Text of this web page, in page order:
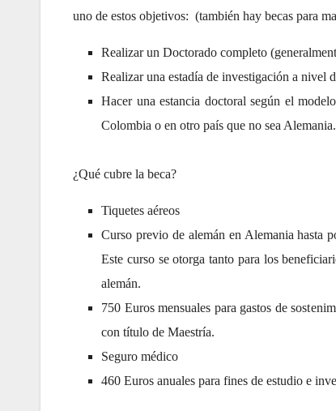
uno de estos objetivos: (también hay becas para
Realizar un Doctorado completo
Realizar una estadía de investigación a nivel
Hacer una estancia doctoral según el
Colombia o en otro país que no sea Alemania.
¿Qué cubre la beca?
Tiquetes aéreos
Curso previo de alemán en Alemania hasta
Este curso se otorga tanto para los
alemán.
750 Euros mensuales para gastos de
con título de Maestría.
Seguro médico
460 Euros anuales para fines de estudio e